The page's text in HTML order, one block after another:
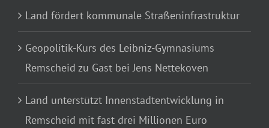
Land fördert kommunale Straßeninfrastruktur
Geopolitik-Kurs des Leibniz-Gymnasiums
Remscheid zu Gast bei Jens Nettekoven
Land unterstützt Innenstadtentwicklung in
Remscheid mit fast drei Millionen Euro